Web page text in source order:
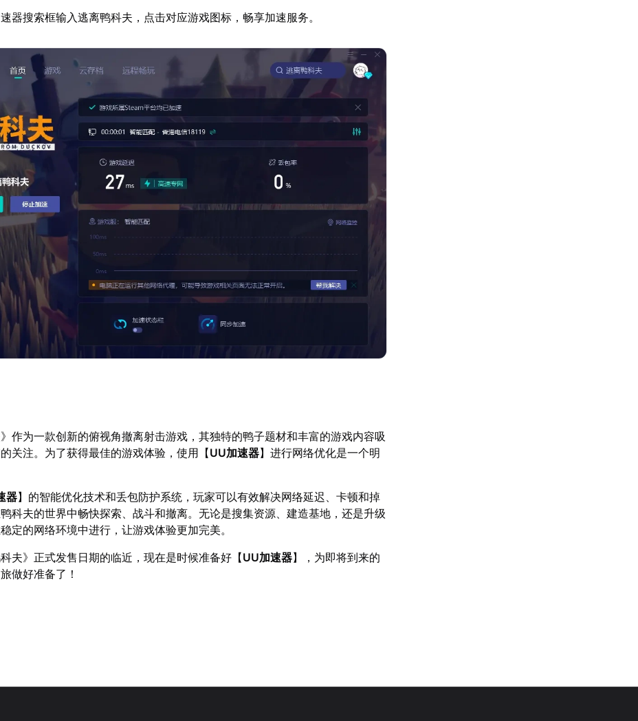
器搜索框输入逃离鸭科夫，点击对应游戏图标，畅享加速服务。
》作为一款创新的俯视角撤离射击游戏，其独特的鸭子题材和丰富的游戏内容吸
关注。为了获得最佳的游戏体验，使用【UU加速器】进行网络优化是一个明
器】的智能优化技术和丢包防护系统，玩家可以有效解决网络延迟、卡顿和掉
科夫的世界中畅快探索、战斗和撤离。无论是搜集资源、建造基地，还是升级
定的网络环境中进行，让游戏体验更加完美。
夫》正式发售日期的临近，现在是时候准备好【UU加速器】，为即将到来的
做好准备了！